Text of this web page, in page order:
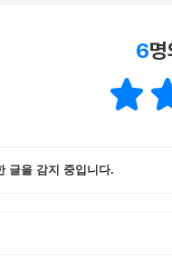
6
글을 감지 중입니다.